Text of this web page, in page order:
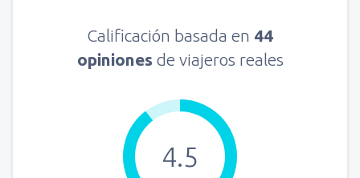
Calificación basada en 44
opiniones de viajeros reales
4.5